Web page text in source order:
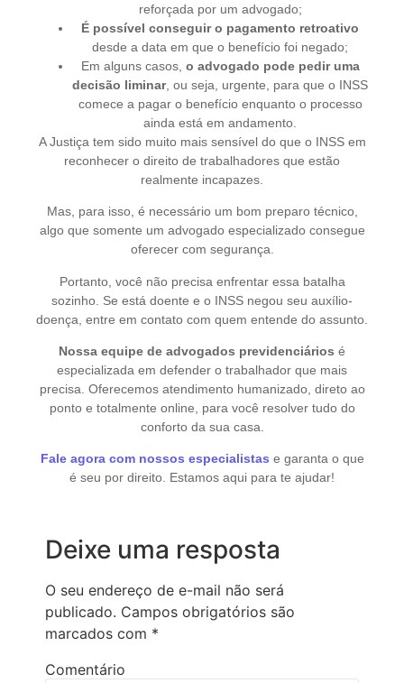
reforçada por um advogado;
É possível conseguir o pagamento retroativo
desde a data em que o benefício foi negado;
Em alguns casos, o advogado pode pedir uma
decisão liminar, ou seja, urgente, para que o INSS
comece a pagar o benefício enquanto o processo
ainda está em andamento.
A Justiça tem sido muito mais sensível do que o INSS em
reconhecer o direito de trabalhadores que estão
realmente incapazes.
Mas, para isso, é necessário um bom preparo técnico,
algo que somente um advogado especializado consegue
oferecer com segurança.
Portanto, você não precisa enfrentar essa batalha
sozinho. Se está doente e o INSS negou seu auxílio-
doença, entre em contato com quem entende do assunto.
Nossa equipe de advogados previdenciários é
especializada em defender o trabalhador que mais
precisa. Oferecemos atendimento humanizado, direto ao
ponto e totalmente online, para você resolver tudo do
conforto da sua casa.
Fale agora com nossos especialistas e garanta o que
é seu por direito. Estamos aqui para te ajudar!
Deixe uma resposta
O seu endereço de e-mail não será
publicado. Campos obrigatórios são
marcados com *
Comentário